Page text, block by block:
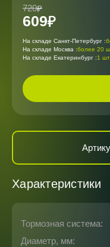
720
609
На складе Санкт-Петербург :
На складе Москва :более 20
На складе Екатеринбург :1 шт.
Характеристики
Тормозная система:
Диаметр, мм: